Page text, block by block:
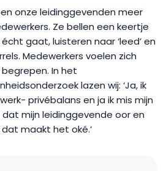
onze leidinggevenden meer
Ze bellen een keertje
gaat, luisteren naar ‘leed’ en
Medewerkers voelen zich
In het
lazen wij: ‘Ja, ik
privébalans en ja ik mis mijn
dat mijn leidinggevende oor en
maakt het oké.’